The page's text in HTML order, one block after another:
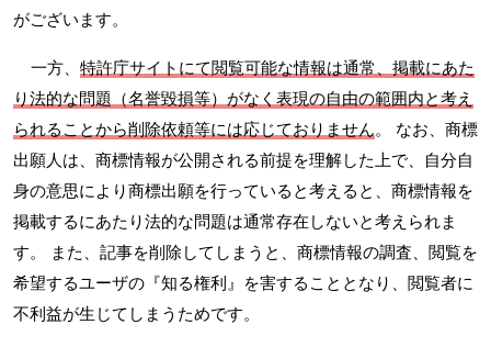
がございます。
一方、 特許庁サイトにて閲覧可能な情報は通常、掲載にあた
り法的な問題（名誉毀損等）がなく表現の自由の範囲内と考え
られることから削除依頼等には応じておりません。 なお、商標
出願人は、商標情報が公開される前提を理解した上で、自分自
身の意思により商標出願を行っていると考えると、商標情報を
掲載するにあたり法的な問題は通常存在しないと考えられま
す。 また、記事を削除してしまうと、商標情報の調査、閲覧を
希望するユーザの『知る権利』を害することとなり、閲覧者に
不利益が生じてしまうためです。